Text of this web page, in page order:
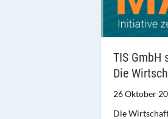
TIS GmbH
Die
26 Oktober
Die